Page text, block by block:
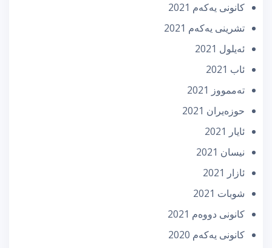
كانونی یه‌كه‌م 2021
تشرینی یه‌كه‌م 2021
ئه‌یلول 2021
ئاب 2021
تەممووز 2021
حوزه‌یران 2021
ئایار 2021
نیسان 2021
ئازار 2021
شوبات 2021
كانونی دووه‌م 2021
كانونی یه‌كه‌م 2020